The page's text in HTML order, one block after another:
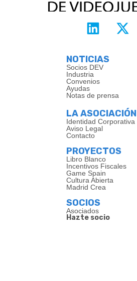
NOTICIAS
Socios DEV
Industria
Convenios
Ayudas
Notas de prensa
LA ASOCIACIÓN
Identidad Corporativa
Aviso Legal
Contacto
PROYECTOS
Libro Blanco
Incentivos Fiscales
Game Spain
Cultura Abierta
Madrid Crea
SOCIOS
Asociados
Hazte socio